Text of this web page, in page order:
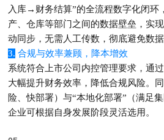
入库→财务结算”的全流程数字化闭环
产、仓库等部门之间的数据壁垒，实
动同步，无需人工传数，彻底避免数
3. 合规与效率兼顾，降本增效
系统符合上市公司内控管理要求，通
大幅提升财务效率，降低合规风险。
险、快部署）与“本地化部署”（满足
企业可根据自身发展阶段灵活选用。